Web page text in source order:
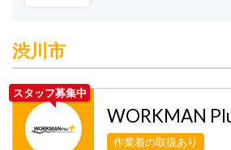
渋川市
スタッフ募集中
WORKMAN
作業着の取扱あり